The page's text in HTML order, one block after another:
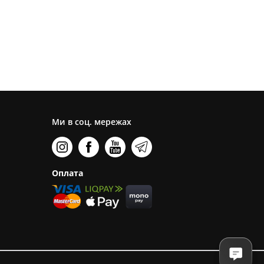
Ми в соц. мережах
Оплата